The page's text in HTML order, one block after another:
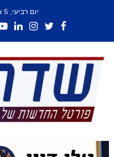
יום רביעי, 5 אוגוסט 2026